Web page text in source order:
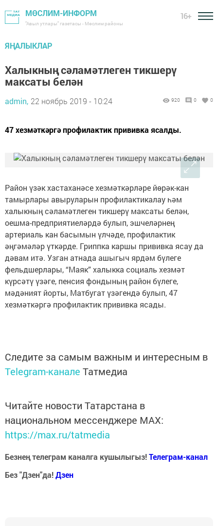
МӨСЛИМ-ИНФОРМ
"Авыл утлары" газетасы - Мөслим районы
16+
ЯҢАЛЫКЛАР
Халыкның сәламәтлеген тикшерү
максаты белән
admin, 22 ноябрь 2019 - 10:24 920 0 0
47 хезмәткәргә профилактик прививка ясалды.
Район үзәк хастаханәсе хезмәткәрләре йөрәк-кан
тамырлары авыруларын профилактикалау һәм
халыкның сәламәтлеген тикшерү максаты белән,
оешма-предприятиеләрдә булып, эшчеләрнең
артериаль кан басымын үлчәде, профилактик
әңгәмәләр үткәрде. Гриппка каршы прививка ясау да
дәвам итә. Узган атнада ашыгыч ярдәм бүлеге
фельдшерлары, “Маяк” халыкка социаль хезмәт
күрсәтү үзәге, пенсия фондының район бүлеге,
мәдәният йорты, Матбугат үзәгендә булып, 47
хезмәткәргә профилактик прививка ясады.
Следите за самым важным и интересным в
Telegram-канале Татмедиа
Читайте новости Татарстана в
национальном мессенджере MАХ:
https://max.ru/tatmedia
Безнең телеграм каналга кушылыгыз!Телеграм-канал
Без "Дзен"да!Дзен